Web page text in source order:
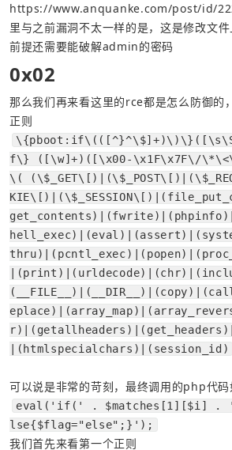
https://www.anquanke.com/post/id/
里与之前漏洞不太一样的是，这是修改文
前提还需要能破解admin的密码
0x02
那么我们再来看这里的rce都是怎么防御的
正则
f\} ([\w]+)([\x00-\x1F\x7F\/
\(
|(htmlspecialchars)|(session_id)
可以说是非常的苛刻，最终调用的php代码
eval('if(' . $matches[1][$i] .
lse{$flag="else";}');
我们首先来看第一个正则